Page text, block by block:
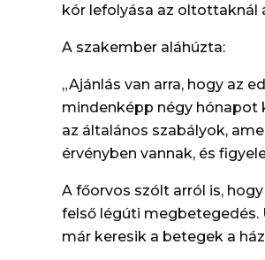
kór lefolyása az oltottaknál
A szakember aláhúzta:
„Ajánlás van arra, hogy az
mindenképp négy hónapot
az általános szabályok,
érvényben vannak, és
A főorvos szólt arról is,
felső légúti megbetegedés.
már keresik a betegek a